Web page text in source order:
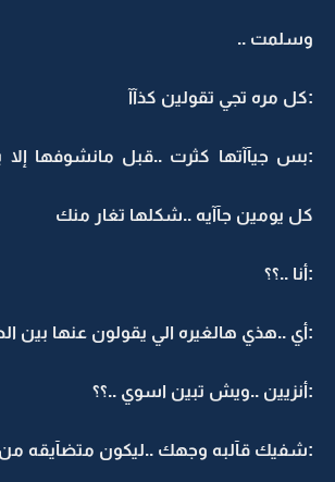
وسلمت ..
:كل مره تجي تقولين كذآآ
:بس جيآآتها كثرت ..قبل مانشوفها إلا
كل يومين جآآيه ..شكلها تغار منك
:أنا ..؟؟
:أي ..هذي هالغيره الي يقولون عنها بين
:أنزيين ..ويش تبين اسوي ..؟؟
:شفيك قآلبه وجهك ..ليكون متضآيقه